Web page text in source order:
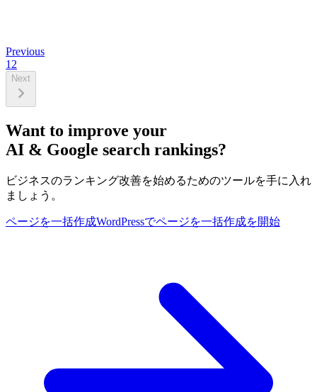
Previous
1 2
Next
Want to improve your
AI & Google search rankings?
ビジネスのランキング改善を始めるためのツールを手に入れ
ましょう。
ページを一括作成WordPressでページを一括作成を開始